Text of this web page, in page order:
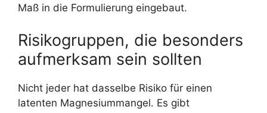
Maß in die Formulierung eingebaut.
Risikogruppen, die besonders
aufmerksam sein sollten
Nicht jeder hat dasselbe Risiko für einen
latenten Magnesiummangel. Es gibt